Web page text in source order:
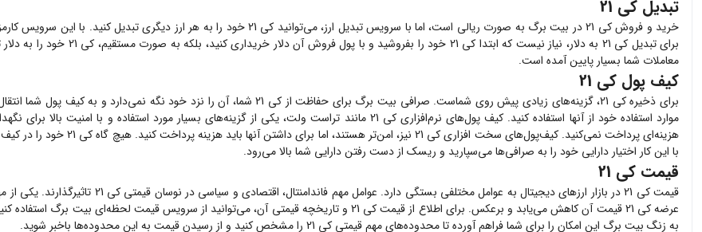
تبدیل کی 21
خرید و فروشکی 21 در بیت برگ به صورت ریالی است، اما با سرویس تبدیل ارز، می‌توانید کی 21
خود را به هر ارز دیگری تبدیل کنید. با این سرویس
برای تبدیل کی 21 به دلار، نیاز نیست که ابتدا کی 21 خود را بفروشید و با پول فروش آن دلار خریداری کنید، بلکه به صورت مستقیم، کی 21
خود را به
معاملات شما بسیار پایین آمده است.
کیف پول کی 21
برای ذخیرهکی 21 ، گزینه‌های زیادی پیش روی شماست. صرافی بیت برگ برای حفاظت از کی 21
شما، آن را نزد خود نگه نمی‌دارد و به کیف پول شما
موارد استفاده خود از آنها استفاده کنید. کیف پول‌های نرم‌افزاریکی 21 مانند تراست ولت، یکی از گزینه‌های بسیار مورد استفاده و با امنیت بالا برای
هزینه‌ای پرداخت نمی‌کنید. کیف‌پول‌های سخت افزاریکی 21 نیز، امن‌تر هستند، اما برای داشتن آنها باید هزینه پرداخت کنید. هیچ گاهکی 21
خود را در
با این کار اختیار دارایی خود را به صرافی‌ها می‌سپارید و ریسک از دست رفتن دارایی شما بالا می‌رود.
قیمت کی 21
قیمتکی 21 در بازار ارزهای دیجیتال به عوامل مختلفی بستگی دارد. عوامل مهم فاندامنتال، اقتصادی و سیاسی در نوسان قیمتی کی 21 تاثیرگذارند. یکی
عرضهکی 21 قیمت آن کاهش می‌یابد و برعکس. برای اطلاع از قیمتکی 21 و تاریخچه قیمتی آن، می‌توانید از سرویس قیمت لحظه‌ای بیت برگ استفاده
به زنگ بیت برگ این امکان را برای شما فراهم آورده تا محدوده‌های مهم قیمتی کی 21 را مشخص کنید و از رسیدن قیمت به این محدوده‌ها باخبر شوید.